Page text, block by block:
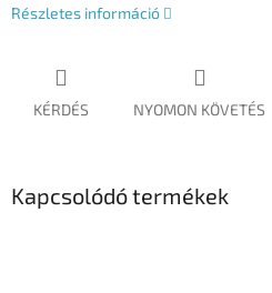
Részletes információ
KÉRDÉS NYOMON KÖVETÉS
Kapcsolódó termékek